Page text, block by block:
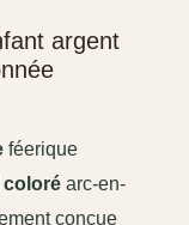
argent
féerique
coloréarc-en-
conçue